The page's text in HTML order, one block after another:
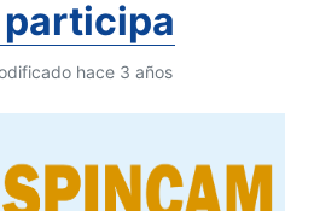
participa
hace 3 años